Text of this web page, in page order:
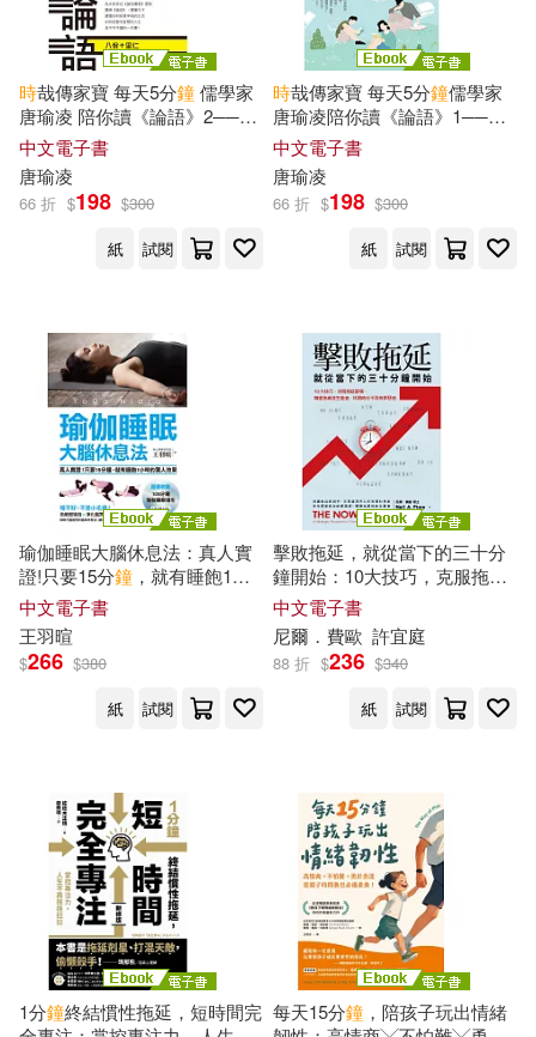
克莉絲汀．黑姆施泰特(1)
凱瑞・紐霍夫(1)
印度カリー子(1)
史考特‧艾倫‧強斯頓(1)
周成功(1)
大友育美(1) 大衛．魯尼(1)
姜度瑩(1) 威爾．柯爾(1)
孩之寶(1) 安振必(1)
市瀨悅子(1) 市瀬悦子(1)
幼福編輯部(1) 張世泫(1)
張又然(1) 張裕塍(1)
字畝文化(1) 小熊出版(1)
少年兒童出版社(1) 希伯崙(1)
快樂文化(1) 悅知文化(1)
方言文化(1) 日日幸福(1)
晨星(1)
有光文化出版有限公司(1)
東雨文化(1) 格子外面(1)
橙實文化(1) 橡實文化(1)
水滴文化(1) 沐燁文化(1)
瑞麗美人國際媒體(1)
知識工場(1)
積木文化(1)
時哉傳家寶 每天5分鐘儒學家
唐瑜凌 陪你讀《論語》2──八
佾里仁 (電子書)
中文電子書
唐瑜凌
66 折 $198 $300
紙
試閱
時哉傳家寶 每天5分鐘儒學家
唐瑜凌陪你讀《論語》1──學
而為政 (電子書)
中文電子書
唐瑜凌
66 折 $198 $300
紙
試閱
瑜伽睡眠大腦休息法：真人實
證!只要15分鐘 ，就有睡飽1小
時的驚人效果 (電子書)
中文電子書
王羽暄
$266 $380
紙
試閱
擊敗拖延，就從當下的三十分
鐘開始：10大技巧，克服拖延
習慣，轉變為高效生產者，休
閒時光不再有罪惡感 (電子書)
中文電子書
尼爾．費歐 許宜庭
88 折 $236 $340
紙
試閱
1分鐘終結慣性拖延，短時間完 每天15分鐘 ，陪孩子玩出情緒